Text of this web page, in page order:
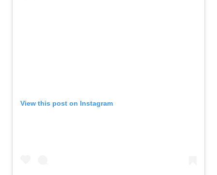
View this post on Instagram